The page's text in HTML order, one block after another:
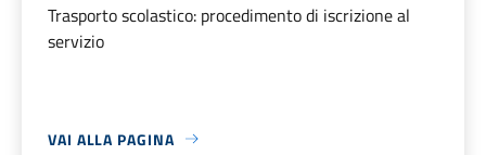
Trasporto scolastico: procedimento di iscrizione al
servizio
VAI ALLA PAGINA